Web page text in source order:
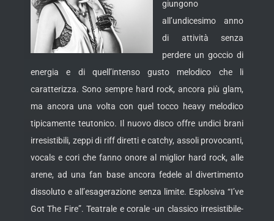
giungono
all’undicesimo anno
di attività senza
perdere un goccio di
energia e di quell’intenso gusto melodico che li
caratterizza. Sono sempre hard rock, ancora più glam,
ma ancora una volta con quel tocco heavy melodico
tipicamente teutonico. Il nuovo disco offre undici brani
irresistibili, zeppi di riff diretti e catchy, assoli provocanti,
vocals e cori che fanno onore al miglior hard rock, alle
arene, ad una fan base ancora fedele al divertimento
dissoluto e all’esagerazione senza limite. Esplosiva “I’ve
Got The Fire”. Teatrale e corale -un classico irresistibile-